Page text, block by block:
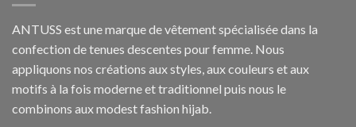
ANTUSS est une marque de vêtement spécialisée dans la
confection de tenues descentes pour femme. Nous
appliquons nos créations aux styles, aux couleurs et aux
motifs à la fois moderne et traditionnel puis nous le
combinons aux modest fashion hijab.